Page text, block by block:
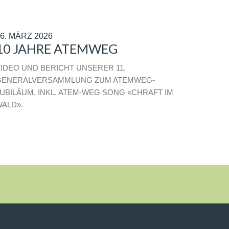
MÄRZ 2026
JAHRE ATEMWEG
UND BERICHT UNSERER 11.
ZUM ATEMWEG-
INKL. ATEM-WEG SONG «CHRAFT IM